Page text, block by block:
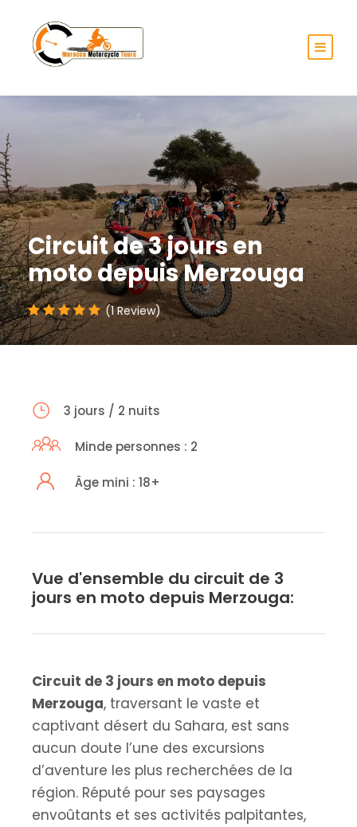
Circuit de 3 jours en
moto depuis Merzouga
(1 Review)
3 jours / 2 nuits
Minde personnes : 2
Âge mini : 18+
Vue d'ensemble du circuit de 3
jours en moto depuis Merzouga:
Circuit de 3 jours en moto depuis
Merzouga, traversant le vaste et
captivant désert du Sahara, est sans
aucun doute l’une des excursions
d’aventure les plus recherchées de la
région. Réputé pour ses paysages
envoûtants et ses activités palpitantes,